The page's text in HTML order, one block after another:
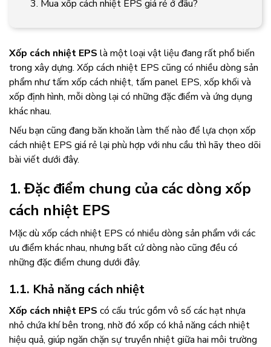
3. Mua xốp cách nhiệt EPS giá rẻ ở đâu?
Xốp cách nhiệt EPS là một loại vật liệu đang rất phổ biến
trong xây dựng. Xốp cách nhiệt EPS cũng có nhiều dòng sản
phẩm như tấm xốp cách nhiệt, tấm panel EPS, xốp khối và
xốp định hình, mỗi dòng lại có những đặc điểm và ứng dụng
khác nhau.
Nếu bạn cũng đang băn khoăn làm thế nào để lựa chọn xốp
cách nhiệt EPS giá rẻ lại phù hợp với nhu cầu thì hãy theo dõi
bài viết dưới đây.
1. Đặc điểm chung của các dòng xốp
cách nhiệt EPS
Mặc dù xốp cách nhiệt EPS có nhiều dòng sản phẩm với các
ưu điểm khác nhau, nhưng bất cứ dòng nào cũng đều có
những đặc điểm chung dưới đây.
1.1. Khả năng cách nhiệt
Xốp cách nhiệt EPS có cấu trúc gồm vô số các hạt nhựa
nhỏ chứa khí bên trong, nhờ đó xốp có khả năng cách nhiệt
hiệu quả, giúp ngăn chặn sự truyền nhiệt giữa hai môi trường